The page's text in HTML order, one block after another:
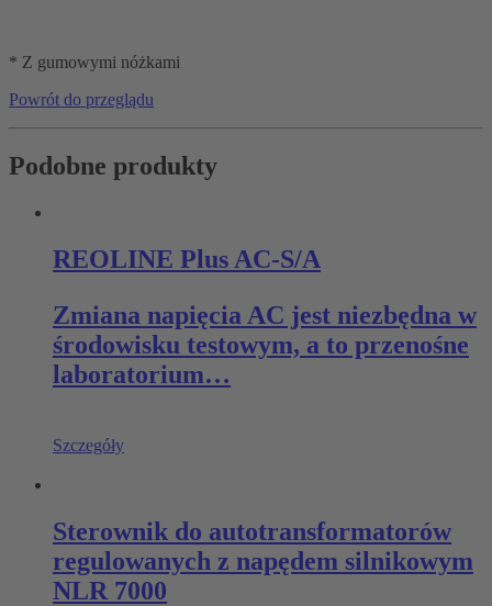
* Z gumowymi nóżkami
Powrót do przeglądu
Podobne produkty
REOLINE Plus AC-S/A
Zmiana napięcia AC jest niezbędna w
środowisku testowym, a to przenośne
laboratorium…
Szczegóły
Sterownik do autotransformatorów
regulowanych z napędem silnikowym
NLR 7000